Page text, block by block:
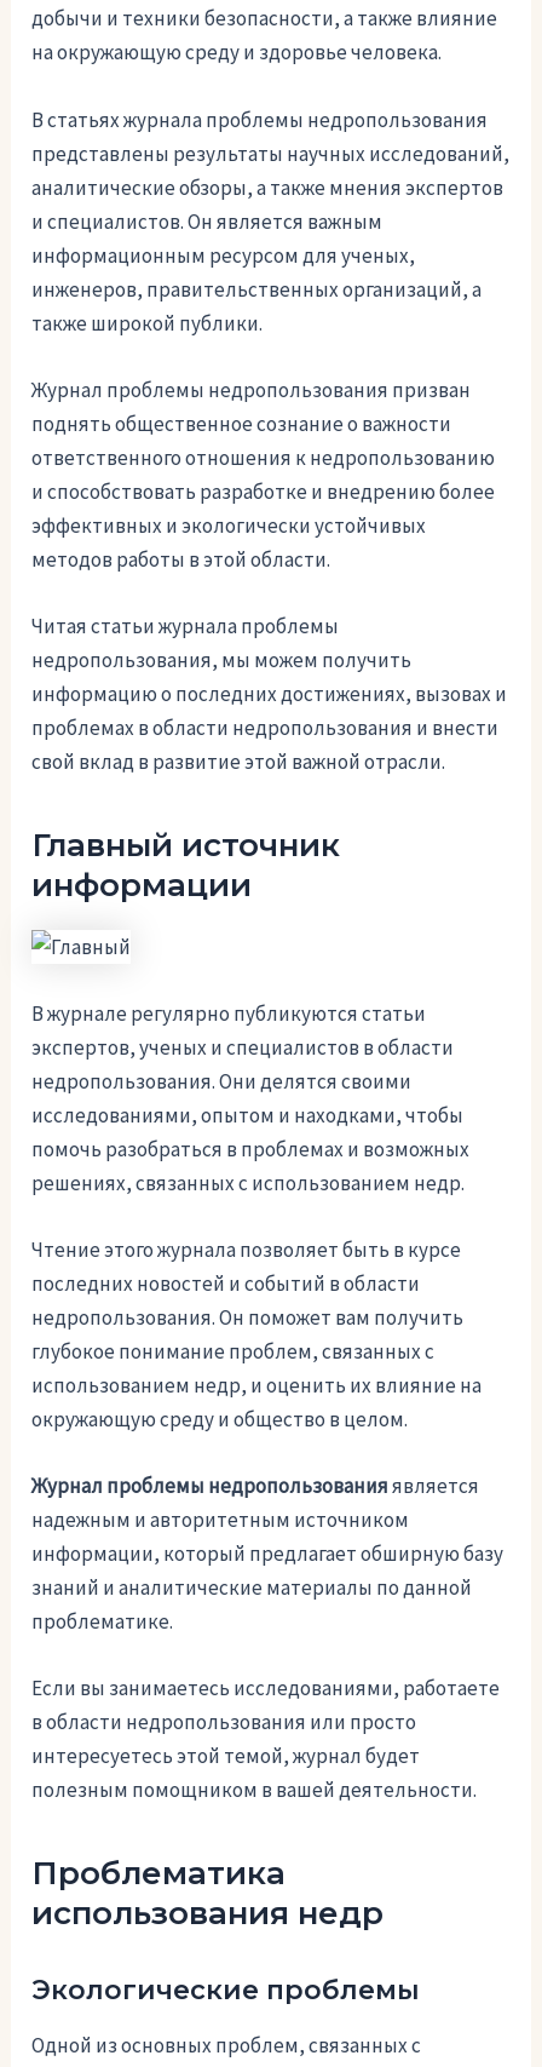
добычи и техники безопасности, а также влияние
на окружающую среду и здоровье человека.
В статьях журнала проблемы недропользования
представлены результаты научных исследований,
аналитические обзоры, а также мнения экспертов
и специалистов. Он является важным
информационным ресурсом для ученых,
инженеров, правительственных организаций, а
также широкой публики.
Журнал проблемы недропользования призван
поднять общественное сознание о важности
ответственного отношения к недропользованию
и способствовать разработке и внедрению более
эффективных и экологически устойчивых
методов работы в этой области.
Читая статьи журнала проблемы
недропользования, мы можем получить
информацию о последних достижениях, вызовах и
проблемах в области недропользования и внести
свой вклад в развитие этой важной отрасли.
Главный источник
информации
В журнале регулярно публикуются статьи
экспертов, ученых и специалистов в области
недропользования. Они делятся своими
исследованиями, опытом и находками, чтобы
помочь разобраться в проблемах и возможных
решениях, связанных с использованием недр.
Чтение этого журнала позволяет быть в курсе
последних новостей и событий в области
недропользования. Он поможет вам получить
глубокое понимание проблем, связанных с
использованием недр, и оценить их влияние на
окружающую среду и общество в целом.
Журнал проблемы недропользованияявляется
надежным и авторитетным источником
информации, который предлагает обширную базу
знаний и аналитические материалы по данной
проблематике.
Если вы занимаетесь исследованиями, работаете
в области недропользования или просто
интересуетесь этой темой, журнал будет
полезным помощником в вашей деятельности.
Проблематика
использования недр
Экологические проблемы
Одной из основных проблем, связанных с